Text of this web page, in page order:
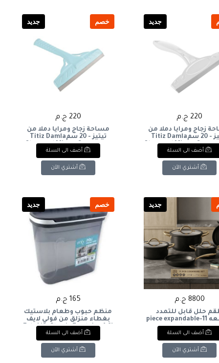
جديد
220 ج.م
زجاج ومرايا دملا من
تيتيز - 20 سمTitiz Damla
Glass and Mirror
أضف الى السلة
أشتري الآن
خصم جديد
220 ج.م
مساحة زجاج ومرايا دملا من
تيتيز - 20 سمTitiz Damla
Glass and Mirror Squeegee -
20 cm
أضف الى السلة
أشتري الآن
جديد
8800 ج.م
حلل قابل للتمدد
11قطعه 11-piece expandable
cookware set
أضف الى السلة
أشتري الآن
خصم جديد
165 ج.م
منظم حبوب وطعام بلاستيك
بغطاء منزلق من فولي لايف
(1.8 لتر): Foly Life Plastic Food
& Cereal Container with
Sliding Lid (1.8L)
أضف الى السلة
أشتري الآن